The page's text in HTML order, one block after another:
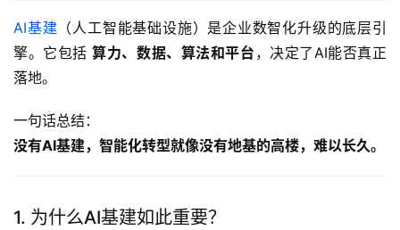
AI基建 （人工智能基础设施）是企业数智化升级的底层引
擎。它包括 算力、数据、算法和平台 ，决定了AI能否真正
落地。
一句话总结：
没有AI基建，智能化转型就像没有地基的高楼，难以长久。
1. 为什么AI基建如此重要？